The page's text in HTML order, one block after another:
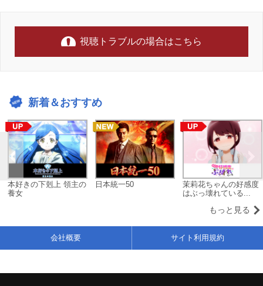
視聴トラブルの場合はこちら
新着＆おすすめ
本好きの下剋上 領主の
養女
日本統一50
茉莉花ちゃんの好感度
はぶっ壊れている...
もっと見る
会社概要 サイト利用規約